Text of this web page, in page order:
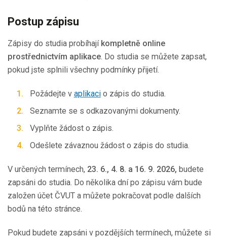
Postup zápisu
Zápisy do studia probíhají kompletně online
prostřednictvím aplikace. Do studia se můžete zapsat,
pokud jste splnili všechny podmínky přijetí.
Požádejte v aplikacio zápis do studia.
Seznamte se s odkazovanými dokumenty.
Vyplňte žádost o zápis.
Odešlete závaznou žádost o zápis do studia.
V určených termínech, 23. 6., 4. 8. a 16. 9. 2026, budete
zapsáni do studia. Do několika dní po zápisu vám bude
založen účet ČVUT a můžete pokračovat podle dalších
bodů na této stránce.
Pokud budete zapsáni v pozdějších termínech, můžete si